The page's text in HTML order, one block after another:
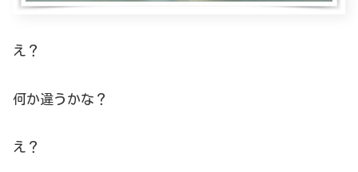
え？
何か違うかな？
え？